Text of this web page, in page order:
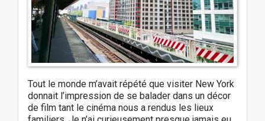
Tout le monde m’avait répété que visiter New York
donnait l’impression de se balader dans un décor
de film tant le cinéma nous a rendus les lieux